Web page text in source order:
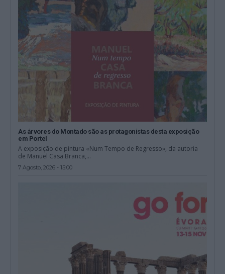
As árvores do Montado são as protagonistas desta exposição
em Portel
A exposição de pintura «Num Tempo de Regresso», da autoria
de Manuel Casa Branca,...
7 Agosto, 2026 - 15:00